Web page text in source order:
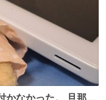
かなかった。 旦那だ